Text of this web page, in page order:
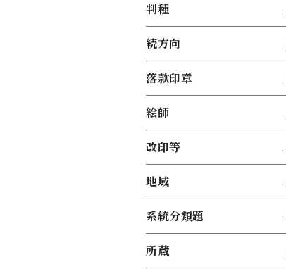
判種
続方向
落款印章
絵師
改印等
地域
系統分類題
所蔵